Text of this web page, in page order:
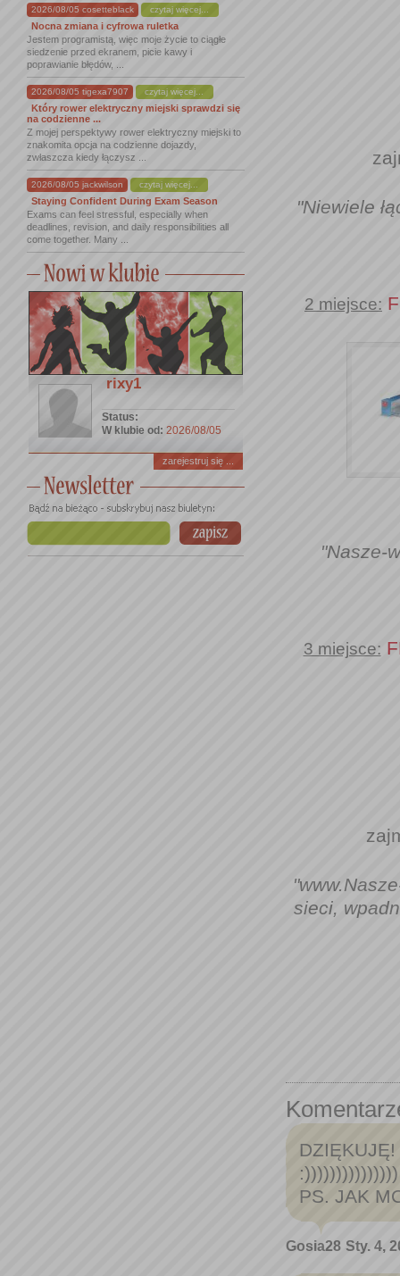
2026/08/05 cosetteblack czytaj więcej...
Nocna zmiana i cyfrowa ruletka
Jestem programistą, więc moje życie to ciągłe
siedzenie przed ekranem, picie kawy i
poprawianie błędów, ...
2026/08/05 tigexa7907 czytaj więcej...
Który rower elektryczny miejski sprawdzi się
na codzienne ...
Z mojej perspektywy rower elektryczny miejski to
znakomita opcja na codzienne dojazdy,
zwłaszcza kiedy łączysz ...
2026/08/05 jackwilson czytaj więcej...
Staying Confident During Exam Season
Exams can feel stressful, especially when
deadlines, revision, and daily responsibilities all
come together. Many ...
rixy1
Status:
W klubie od: 2026/08/05
zarejestruj się ...
"Niewiele
2 miejsce:
"Nasze-
3 miejsce:
sieci,
:)))))))))))))))
PS. JAK
Gosia28 Sty. 4,